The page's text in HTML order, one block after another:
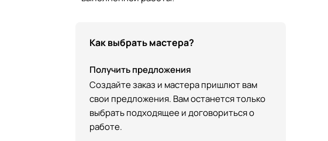
Как выбрать мастера?
Получить предложения
Создайте заказ и мастера пришлют вам
свои предложения. Вам останется только
выбрать подходящее и договориться о
работе.